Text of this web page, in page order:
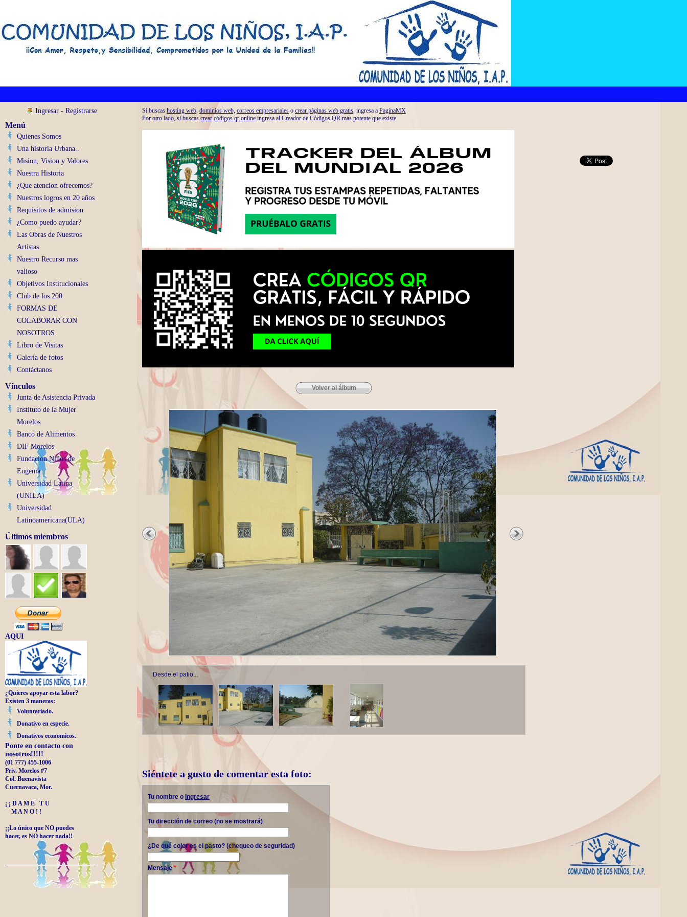
Ingresar - Registrarse
Menú
Quienes Somos
Una historia Urbana..
Mision, Vision y Valores
Nuestra Historia
¿Que atencion ofrecemos?
Nuestros logros en 20 años
Requisitos de admision
¿Como puedo ayudar?
Las Obras de Nuestros
Artistas
Nuestro Recurso mas
valioso
Objetivos Institucionales
Club de los 200
FORMAS DE
COLABORAR CON
NOSOTROS
Libro de Visitas
Galería de fotos
Contáctanos
Vínculos
Junta de Asistencia Privada
Instituto de la Mujer
Morelos
Banco de Alimentos
DIF Morelos
Fundacion Niños de
Eugenia
Universidad Latina
(UNILA)
Universidad
Latinoamericana(ULA)
Últimos miembros
AQUI
¿Quieres apoyar esta labor?
Existen 3 maneras:
Voluntariado.
Donativo en especie.
Donativos economicos.
Ponte en contacto con
nosotros!!!!!
(01 777) 455-1006
Priv. Morelos #7
Col. Buenavista
Cuernavaca, Mor.
¡ ¡ D A M E T U
M A N O ! !
¡¡Lo único que NO puedes
hacer, es NO hacer nada!!
Si buscas hosting web, dominios web, correos empresariales o crear páginas web gratis, ingresa a PaginaMX
Por otro lado, si buscas crear códigos qr online ingresa al Creador de Códigos QR más potente que existe
Volver al álbum
Desde el patio...
Siéntete a gusto de comentar esta foto:
Tu nombre o Ingresar
Tu dirección de correo (no se mostrará)
¿De qué color es el pasto? (chequeo de seguridad)
Mensaje *